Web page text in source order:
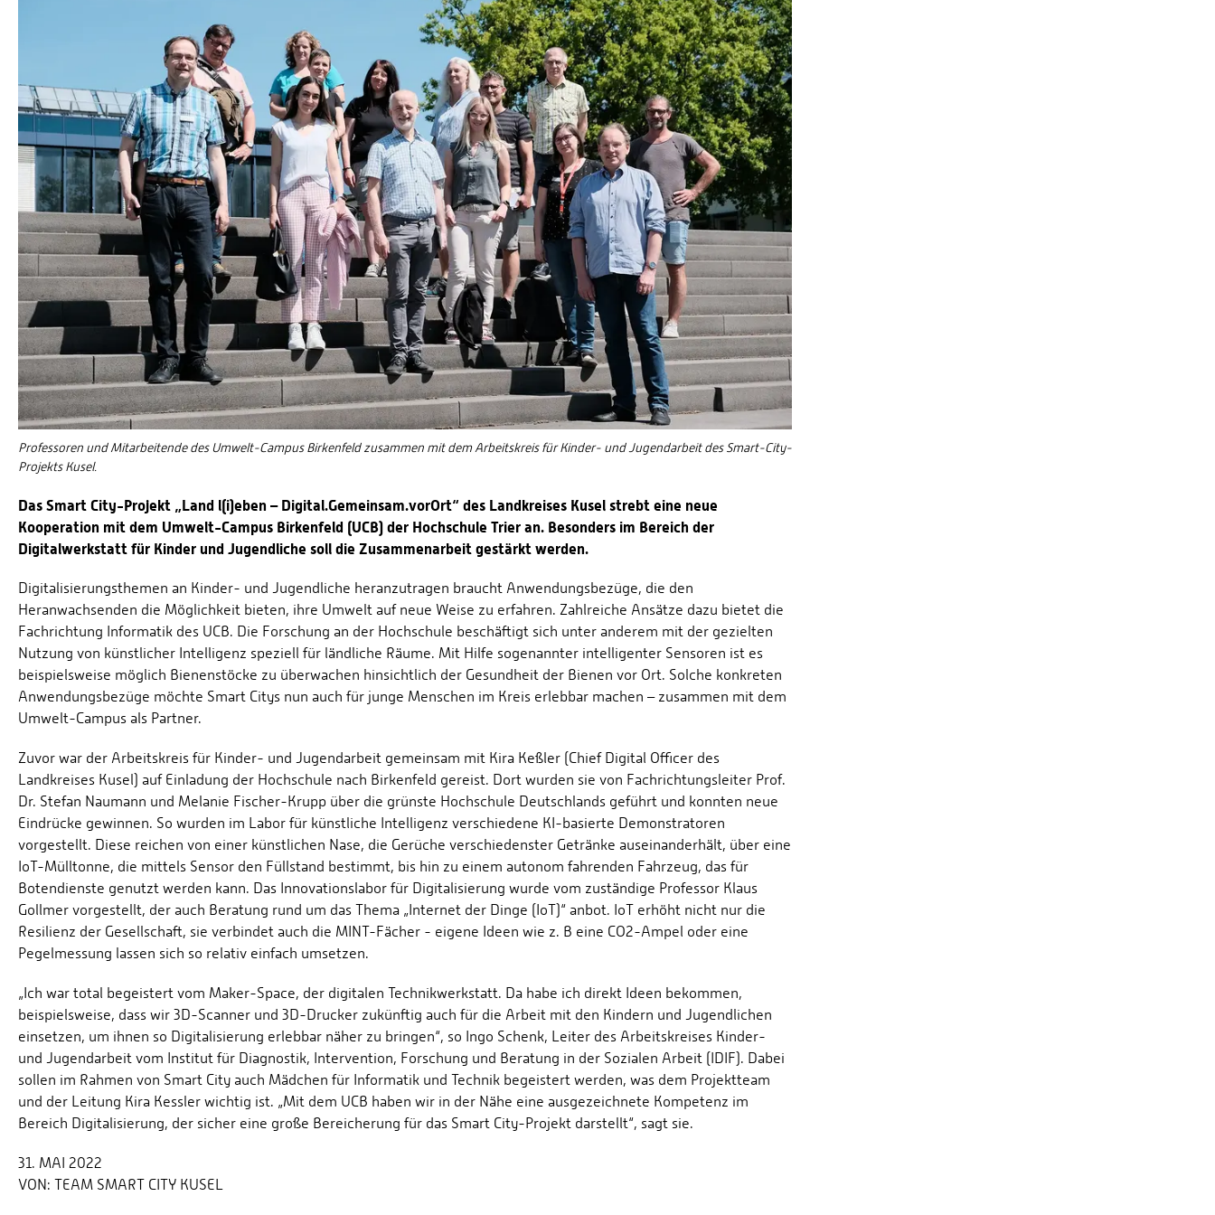
Professoren und Mitarbeitende des Umwelt-Campus Birkenfeld zusammen mit dem Arbeitskreis für Kinder- und Jugendarbeit des Smart-City-
Projekts Kusel.
Das Smart City-Projekt „Land l(i)eben – Digital.Gemeinsam.vorOrt“ des Landkreises Kusel strebt eine neue
Kooperation mit dem Umwelt-Campus Birkenfeld (UCB) der Hochschule Trier an. Besonders im Bereich der
Digitalwerkstatt für Kinder und Jugendliche soll die Zusammenarbeit gestärkt werden.
Digitalisierungsthemen an Kinder- und Jugendliche heranzutragen braucht Anwendungsbezüge, die den
Heranwachsenden die Möglichkeit bieten, ihre Umwelt auf neue Weise zu erfahren. Zahlreiche Ansätze dazu bietet die
Fachrichtung Informatik des UCB. Die Forschung an der Hochschule beschäftigt sich unter anderem mit der gezielten
Nutzung von künstlicher Intelligenz speziell für ländliche Räume. Mit Hilfe sogenannter intelligenter Sensoren ist es
beispielsweise möglich Bienenstöcke zu überwachen hinsichtlich der Gesundheit der Bienen vor Ort. Solche konkreten
Anwendungsbezüge möchte Smart Citys nun auch für junge Menschen im Kreis erlebbar machen – zusammen mit dem
Umwelt-Campus als Partner.
Zuvor war der Arbeitskreis für Kinder- und Jugendarbeit gemeinsam mit Kira Keßler (Chief Digital Officer des
Landkreises Kusel) auf Einladung der Hochschule nach Birkenfeld gereist. Dort wurden sie von Fachrichtungsleiter Prof.
Dr. Stefan Naumann und Melanie Fischer-Krupp über die grünste Hochschule Deutschlands geführt und konnten neue
Eindrücke gewinnen. So wurden im Labor für künstliche Intelligenz verschiedene KI-basierte Demonstratoren
vorgestellt. Diese reichen von einer künstlichen Nase, die Gerüche verschiedenster Getränke auseinanderhält, über eine
IoT-Mülltonne, die mittels Sensor den Füllstand bestimmt, bis hin zu einem autonom fahrenden Fahrzeug, das für
Botendienste genutzt werden kann. Das Innovationslabor für Digitalisierung wurde vom zuständige Professor Klaus
Gollmer vorgestellt, der auch Beratung rund um das Thema „Internet der Dinge (IoT)“ anbot. IoT erhöht nicht nur die
Resilienz der Gesellschaft, sie verbindet auch die MINT-Fächer - eigene Ideen wie z. B eine CO2-Ampel oder eine
Pegelmessung lassen sich so relativ einfach umsetzen.
„Ich war total begeistert vom Maker-Space, der digitalen Technikwerkstatt. Da habe ich direkt Ideen bekommen,
beispielsweise, dass wir 3D-Scanner und 3D-Drucker zukünftig auch für die Arbeit mit den Kindern und Jugendlichen
einsetzen, um ihnen so Digitalisierung erlebbar näher zu bringen“, so Ingo Schenk, Leiter des Arbeitskreises Kinder-
und Jugendarbeit vom Institut für Diagnostik, Intervention, Forschung und Beratung in der Sozialen Arbeit (IDIF). Dabei
sollen im Rahmen von Smart City auch Mädchen für Informatik und Technik begeistert werden, was dem Projektteam
und der Leitung Kira Kessler wichtig ist. „Mit dem UCB haben wir in der Nähe eine ausgezeichnete Kompetenz im
Bereich Digitalisierung, der sicher eine große Bereicherung für das Smart City-Projekt darstellt“, sagt sie.
31. MAI 2022
VON: TEAM SMART CITY KUSEL